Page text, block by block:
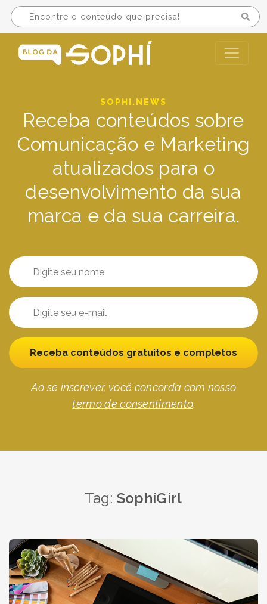
SOPHI.NEWS
Receba conteúdos sobre
Comunicação e Marketing
atualizados para o
desenvolvimento da sua
marca e da sua carreira.
Receba conteúdos gratuitos e completos
Ao se inscrever, você concorda com nosso
termo de consentimento.
Tag: SophíGirl